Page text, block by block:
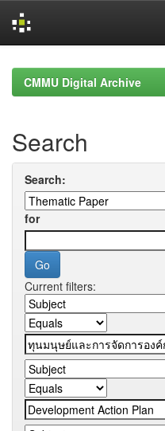
navigationCMMU Digital Archive
Search
Search:
for
Current filters: